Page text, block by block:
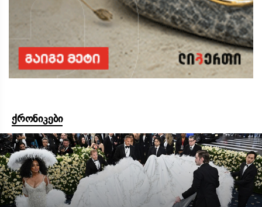
ქრონიკები